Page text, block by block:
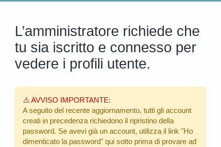
L’amministratore richiede che
tu sia iscritto e connesso per
vedere i profili utente.
⚠️ AVVISO IMPORTANTE:
A seguito del recente aggiornamento, tutti gli account
creati in precedenza richiedono il ripristino della
password. Se avevi già un account, utilizza il link "Ho
dimenticato la password" qui sotto prima di provare ad